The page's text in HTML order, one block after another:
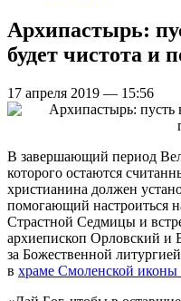
Архипастырь:
будет чистота и
17 апреля 2019 — 15:56
В завершающий период
которого остаются
христианина должен
помогающий настроиться
Страстной Седмицы и
архиепископ Орловский и
за Божественной
в храме Смоленской